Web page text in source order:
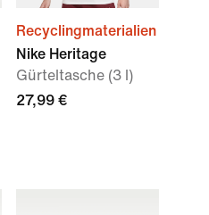
Recyclingmaterialien
Nike Heritage
Gürteltasche (3 l)
27,99 €